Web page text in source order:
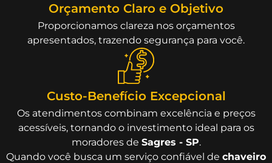
Orçamento Claro e Objetivo
Proporcionamos clareza nos orçamentos
apresentados, trazendo segurança para você.
Custo-Benefício Excepcional
Os atendimentos combinam excelência e preços
acessíveis, tornando o investimento ideal para os
moradores de Sagres - SP.
Quando você busca um serviço confiável de chaveiro